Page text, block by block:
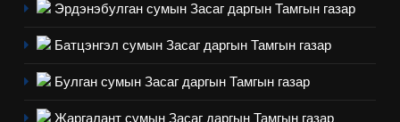
8
явуулж байгаа үйл ажиллагаа,
үйлдвэрлэл, үйлчилгээ,
ИЛ ТОД БАЙДАЛ
Эрдэнэбулган сумын Засаг даргын Тамгын газар
Батцэнгэл сумын Засаг даргын Тамгын газар
Булган сумын Засаг даргын Тамгын газар
Жаргалант сумын Засаг даргын Тамгын газар